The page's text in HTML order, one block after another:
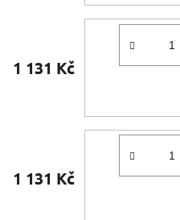
1 131 Kč
1 131 Kč